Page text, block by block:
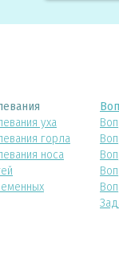
уха
горла
носа